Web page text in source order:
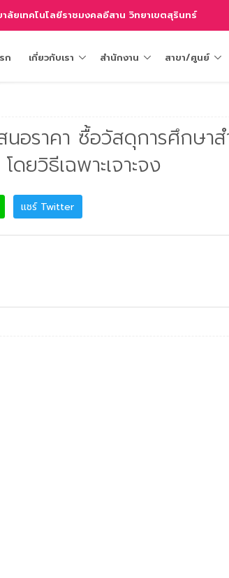
ลัยเทคโนโลยีราชมงคลอีสาน วิทยาเขตสุรินทร์
ก เกี่ยวกับเรา สำนักงาน สาขา/ศูนย์
นอราคา ซื้อวัสดุการศึกษา
ยวิธีเฉพาะเจาะจง
แชร์ Twitter